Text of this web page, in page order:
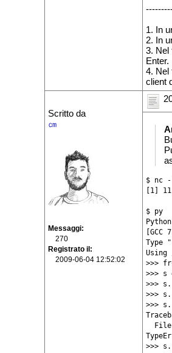
1. In
2. In
3. Nel
Enter.
4. Nel
client
Scritto da
㎝
Messaggi
270
Registrato il
2009-06-04 12:52:02
$ nc -
[1]
$ py
Type
>>>
>>> s
>>>
>>>
>>>
>>>